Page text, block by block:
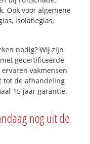
Ook voor algemene
isolatieglas,
nodig? Wij zijn
gecertificeerde
vakmensen
tot de afhandeling
15 jaar garantie.
nog uit de